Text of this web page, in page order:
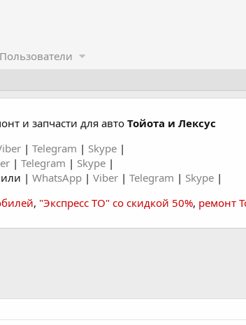
Пользователи
и запчасти для автоТойота и Лексус
| Telegram | Skype |
| Telegram | Skype |
или | WhatsApp | Viber | Telegram | Skype |
, "Экспресс ТО" со скидкой 50%, ремонт